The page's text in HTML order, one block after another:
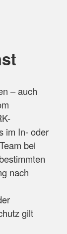
– auch
im In- oder
bei
nach
gilt